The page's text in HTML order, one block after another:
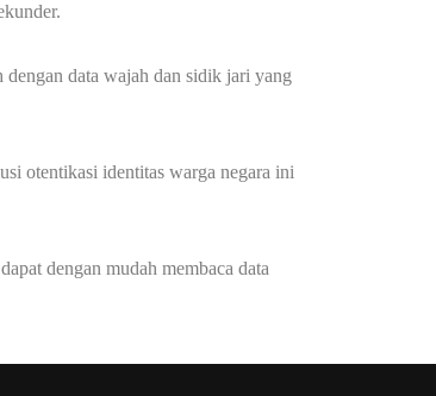
data wajah dan sidik jari yang
otentikasi identitas warga negara ini
dengan mudah membaca data